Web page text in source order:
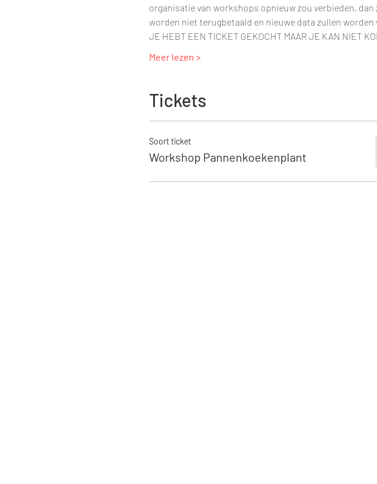
organisatie van workshops opnieuw zou verbieden,
worden niet terugbetaald en nieuwe data zullen worden
JE HEBT EEN TICKET GEKOCHT MAAR JE KAN NIET
Meer lezen >
Tickets
Soort ticket
Workshop Pannenkoekenplant